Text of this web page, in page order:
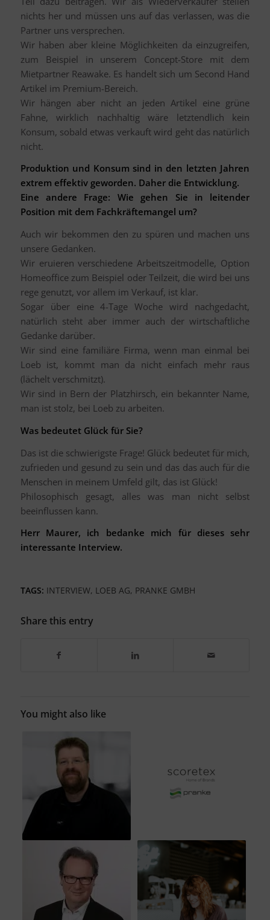
nichts her und müssen uns auf das verlassen, was die
Partner uns versprechen.
Wir haben aber kleine Möglichkeiten da einzugreifen,
zum Beispiel in unserem Concept-Store mit dem
Mietpartner Reawake. Es handelt sich um Second Hand
Artikel im Premium-Bereich.
Wir hängen aber nicht an jeden Artikel eine grüne
Fahne, wirklich nachhaltig wäre letztendlich kein
Konsum, sobald etwas verkauft wird geht das natürlich
nicht.
Produktion und Konsum sind in den letzten Jahren
extrem effektiv geworden. Daher die Entwicklung.
Eine andere Frage: Wie gehen Sie in leitender
Position mit dem Fachkräftemangel um?
Auch wir bekommen den zu spüren und machen uns
unsere Gedanken.
Wir eruieren verschiedene Arbeitszeitmodelle, Option
Homeoffice zum Beispiel oder Teilzeit, die wird bei uns
rege genutzt, vor allem im Verkauf, ist klar.
Sogar über eine 4-Tage Woche wird nachgedacht,
natürlich steht aber immer auch der wirtschaftliche
Gedanke darüber.
Wir sind eine familiäre Firma, wenn man einmal bei
Loeb ist, kommt man da nicht einfach mehr raus
(lächelt verschmitzt).
Wir sind in Bern der Platzhirsch, ein bekannter Name,
man ist stolz, bei Loeb zu arbeiten.
Was bedeutet Glück für Sie?
Das ist die schwierigste Frage! Glück bedeutet für mich,
zufrieden und gesund zu sein und das das auch für die
Menschen in meinem Umfeld gilt, das ist Glück!
Philosophisch gesagt, alles was man nicht selbst
beeinflussen kann.
Herr Maurer, ich bedanke mich für dieses sehr
interessante Interview.
TAGS: INTERVIEW, LOEB AG, PRANKE GMBH
Share this entry
You might also like